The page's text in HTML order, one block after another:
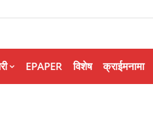
EPAPER विशेष क्राईमनामा